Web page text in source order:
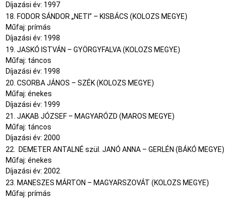
Díjazási év: 1997
18. FODOR SÁNDOR „NETI” – KISBÁCS (KOLOZS MEGYE)
Műfaj: prímás
Díjazási év: 1998
19. JASKÓ ISTVÁN – GYÖRGYFALVA (KOLOZS MEGYE)
Műfaj: táncos
Díjazási év: 1998
20. CSORBA JÁNOS – SZÉK (KOLOZS MEGYE)
Műfaj: énekes
Díjazási év: 1999
21. JAKAB JÓZSEF – MAGYARÓZD (MAROS MEGYE)
Műfaj: táncos
Díjazási év: 2000
22. DEMETER ANTALNÉ szül. JANÓ ANNA – GERLÉN (BÁKÓ MEGYE)
Műfaj: énekes
Díjazási év: 2002
23. MANESZES MÁRTON – MAGYARSZOVÁT (KOLOZS MEGYE)
Műfaj: prímás